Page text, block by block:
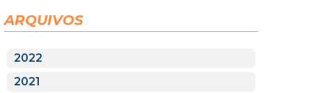
ARQUIVOS
2022
2021